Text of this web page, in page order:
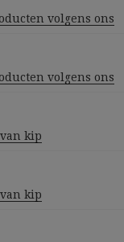
volgens ons
volgens ons
kip
kip